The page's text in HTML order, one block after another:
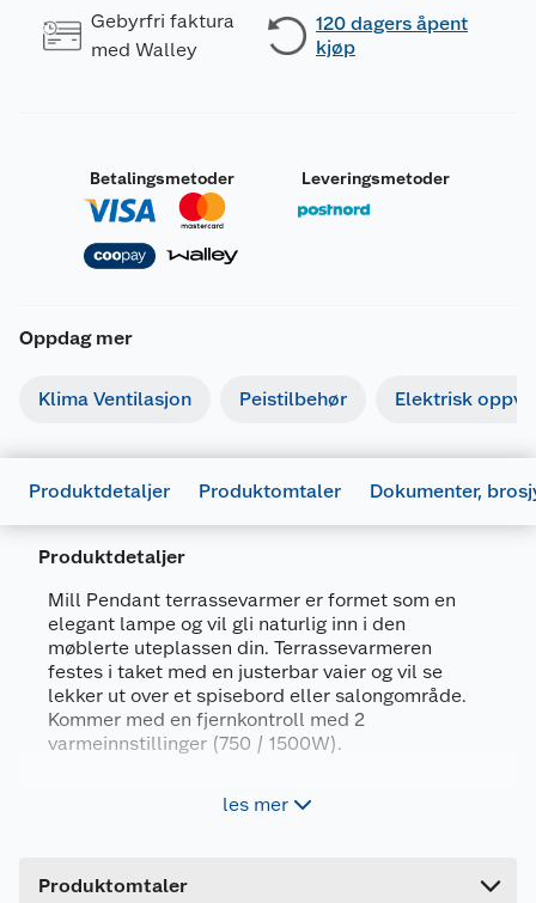
Gebyrfri faktura
med Walley
120 dagers åpent
kjøp
Betalingsmetoder Leveringsmetoder
Oppdag mer
Klima Ventilasjon Peistilbehør Elektrisk
Produktdetaljer Produktomtaler Dokumenter,
Produktdetaljer
Mill Pendant terrassevarmer er formet som en
elegant lampe og vil gli naturlig inn i den
møblerte uteplassen din. Terrassevarmeren
festes i taket med en justerbar vaier og vil se
lekker ut over et spisebord eller salongområde.
Kommer med en fjernkontroll med 2
varmeinnstillinger (750 / 1500W).
Karbon varmeelement som gir et behagelig
les mer
Produktomtaler
Generelt
Artikkelnummer
Bruttovekt